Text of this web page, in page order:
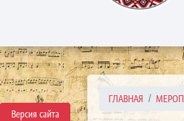
Версия сайта
ГЛАВНАЯ